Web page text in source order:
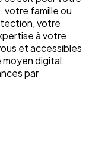
votre famille ou
votre
à votre
et accessibles
digital.
par